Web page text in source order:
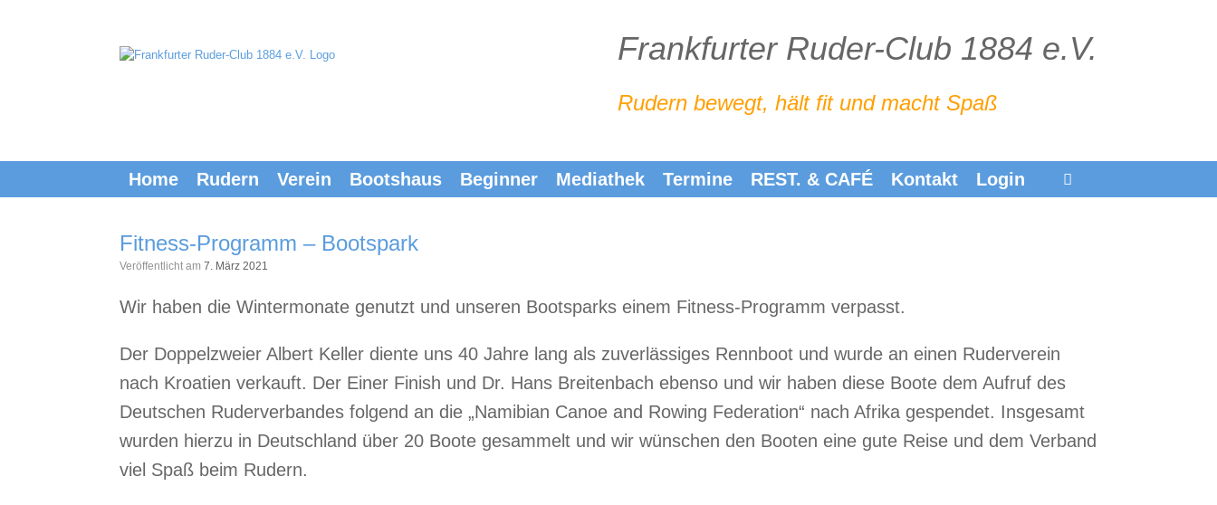
Frankfurter Ruder-Club 1884 e.V.
Rudern bewegt, hält fit und macht Spaß
Home Rudern Verein Bootshaus Beginner Mediathek Termine REST. & CAFÉ Kontakt Login
Fitness-Programm – Bootspark
Veröffentlicht am 7. März 2021
Wir haben die Wintermonate genutzt und unseren Bootsparks einem Fitness-Programm verpasst.
Der Doppelzweier Albert Keller diente uns 40 Jahre lang als zuverlässiges Rennboot und wurde an einen Ruderverein
nach Kroatien verkauft. Der Einer Finish und Dr. Hans Breitenbach ebenso und wir haben diese Boote dem Aufruf des
Deutschen Ruderverbandes folgend an die „Namibian Canoe and Rowing Federation“ nach Afrika gespendet. Insgesamt
wurden hierzu in Deutschland über 20 Boote gesammelt und wir wünschen den Booten eine gute Reise und dem Verband
viel Spaß beim Rudern.